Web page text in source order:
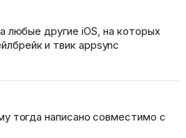
любые другие iOS, на которых
и твик appsync
тогда написано совместимо с